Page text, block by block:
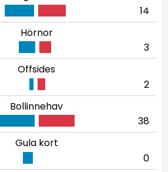
14
Hörnor
3
Offsides
2
Bollinnehav
38
Gula kort
0